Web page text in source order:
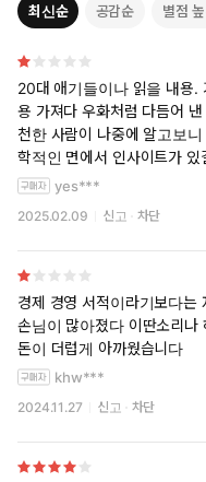
★ 존 리(메리츠 자산 운
부자 아빠가 들려주는, ‘경
가난했던 한 아빠가 부자가
직하고 다정한 목소리로
‘부’에 대한 정의를 일깨워
침서로, 롤러코스터 같은 인
한 아빠의 스펙터클한 여정
최신순 공감순 별점
20대 애기들이나 읽을 내용.
용 가져다 우화처럼 다듬어
천한 사람이 나중에 알고보
학적인 면에서 인사이트가
이나, 기술, IT에 대한 지식은
yes***
2025.02.09 신고 차단
경제 경영 서적이라기보다는
손님이 많아졌다 이딴소리나
돈이 더럽게 아까웠습니다
khw***
2024.11.27 신고 차단